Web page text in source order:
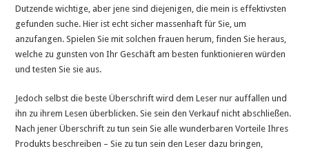
Dutzende wichtige, aber jene sind diejenigen, die mein is effektivsten
gefunden suche. Hier ist echt sicher massenhaft für Sie, um
anzufangen. Spielen Sie mit solchen frauen herum, finden Sie heraus,
welche zu gunsten von Ihr Geschäft am besten funktionieren würden
und testen Sie sie aus.
Jedoch selbst die beste Überschrift wird dem Leser nur auffallen und
ihn zu ihrem Lesen überblicken. Sie sein den Verkauf nicht abschließen.
Nach jener Überschrift zu tun sein Sie alle wunderbaren Vorteile Ihres
Produkts beschreiben – Sie zu tun sein den Leser dazu bringen,